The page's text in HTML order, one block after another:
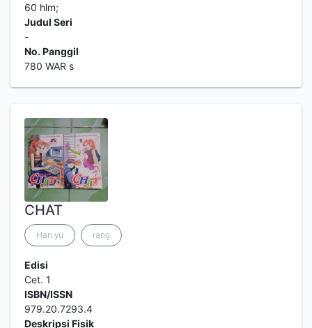
60 hlm;
Judul Seri
-
No. Panggil
780 WAR s
CHAT
Han yu rang
Edisi
Cet. 1
ISBN/ISSN
979.20.7293.4
Deskripsi Fisik